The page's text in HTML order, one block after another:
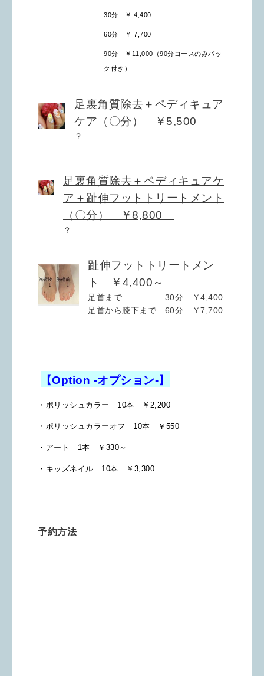
30分 ￥ 4,400
60分 ￥ 7,700
90分 ￥11,000（90分コースのみパッ
ク付き）
足裏角質除去＋ペディキュア
ケア（〇分） ￥5,500
？
足裏角質除去＋ペディキュアケ
ア＋趾伸フットトリートメント
（〇分） ￥8,800
？
趾伸フットトリートメン
ト ￥4,400～
足首まで 30分 ￥4,400
足首から膝下まで 60分 ￥7,700
【Option -オプション-】
・ポリッシュカラー 10本 ￥2,200
・ポリッシュカラーオフ 10本 ￥550
・アート 1本 ￥330～
・キッズネイル 10本 ￥3,300
予約方法